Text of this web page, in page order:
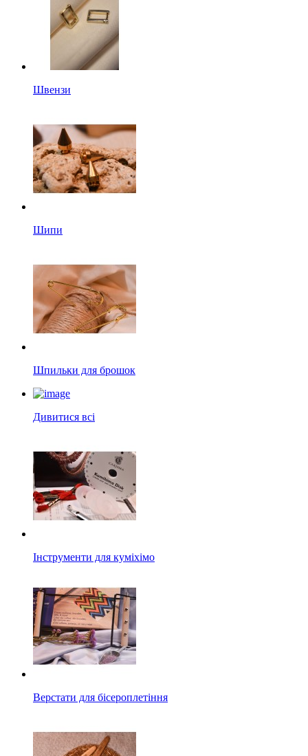
Швензи
Шипи
Шпильки для брошок
Дивитися всі
Інструменти для куміхімо
Верстати для бісероплетіння